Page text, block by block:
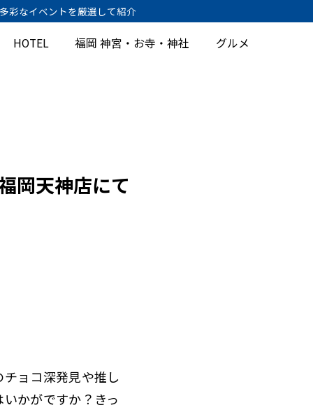
彩なイベントを厳選して紹介
HOTEL 福岡 神宮・お寺・神社 グルメ
岡天神店にて
ョコ深発見や推し
かがですか？きっ